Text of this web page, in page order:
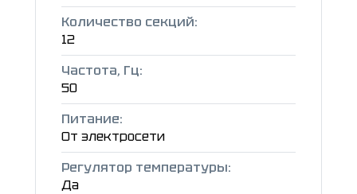
Количество секций:
12
Частота, Гц:
50
Питание:
От электросети
Регулятор температуры:
Да